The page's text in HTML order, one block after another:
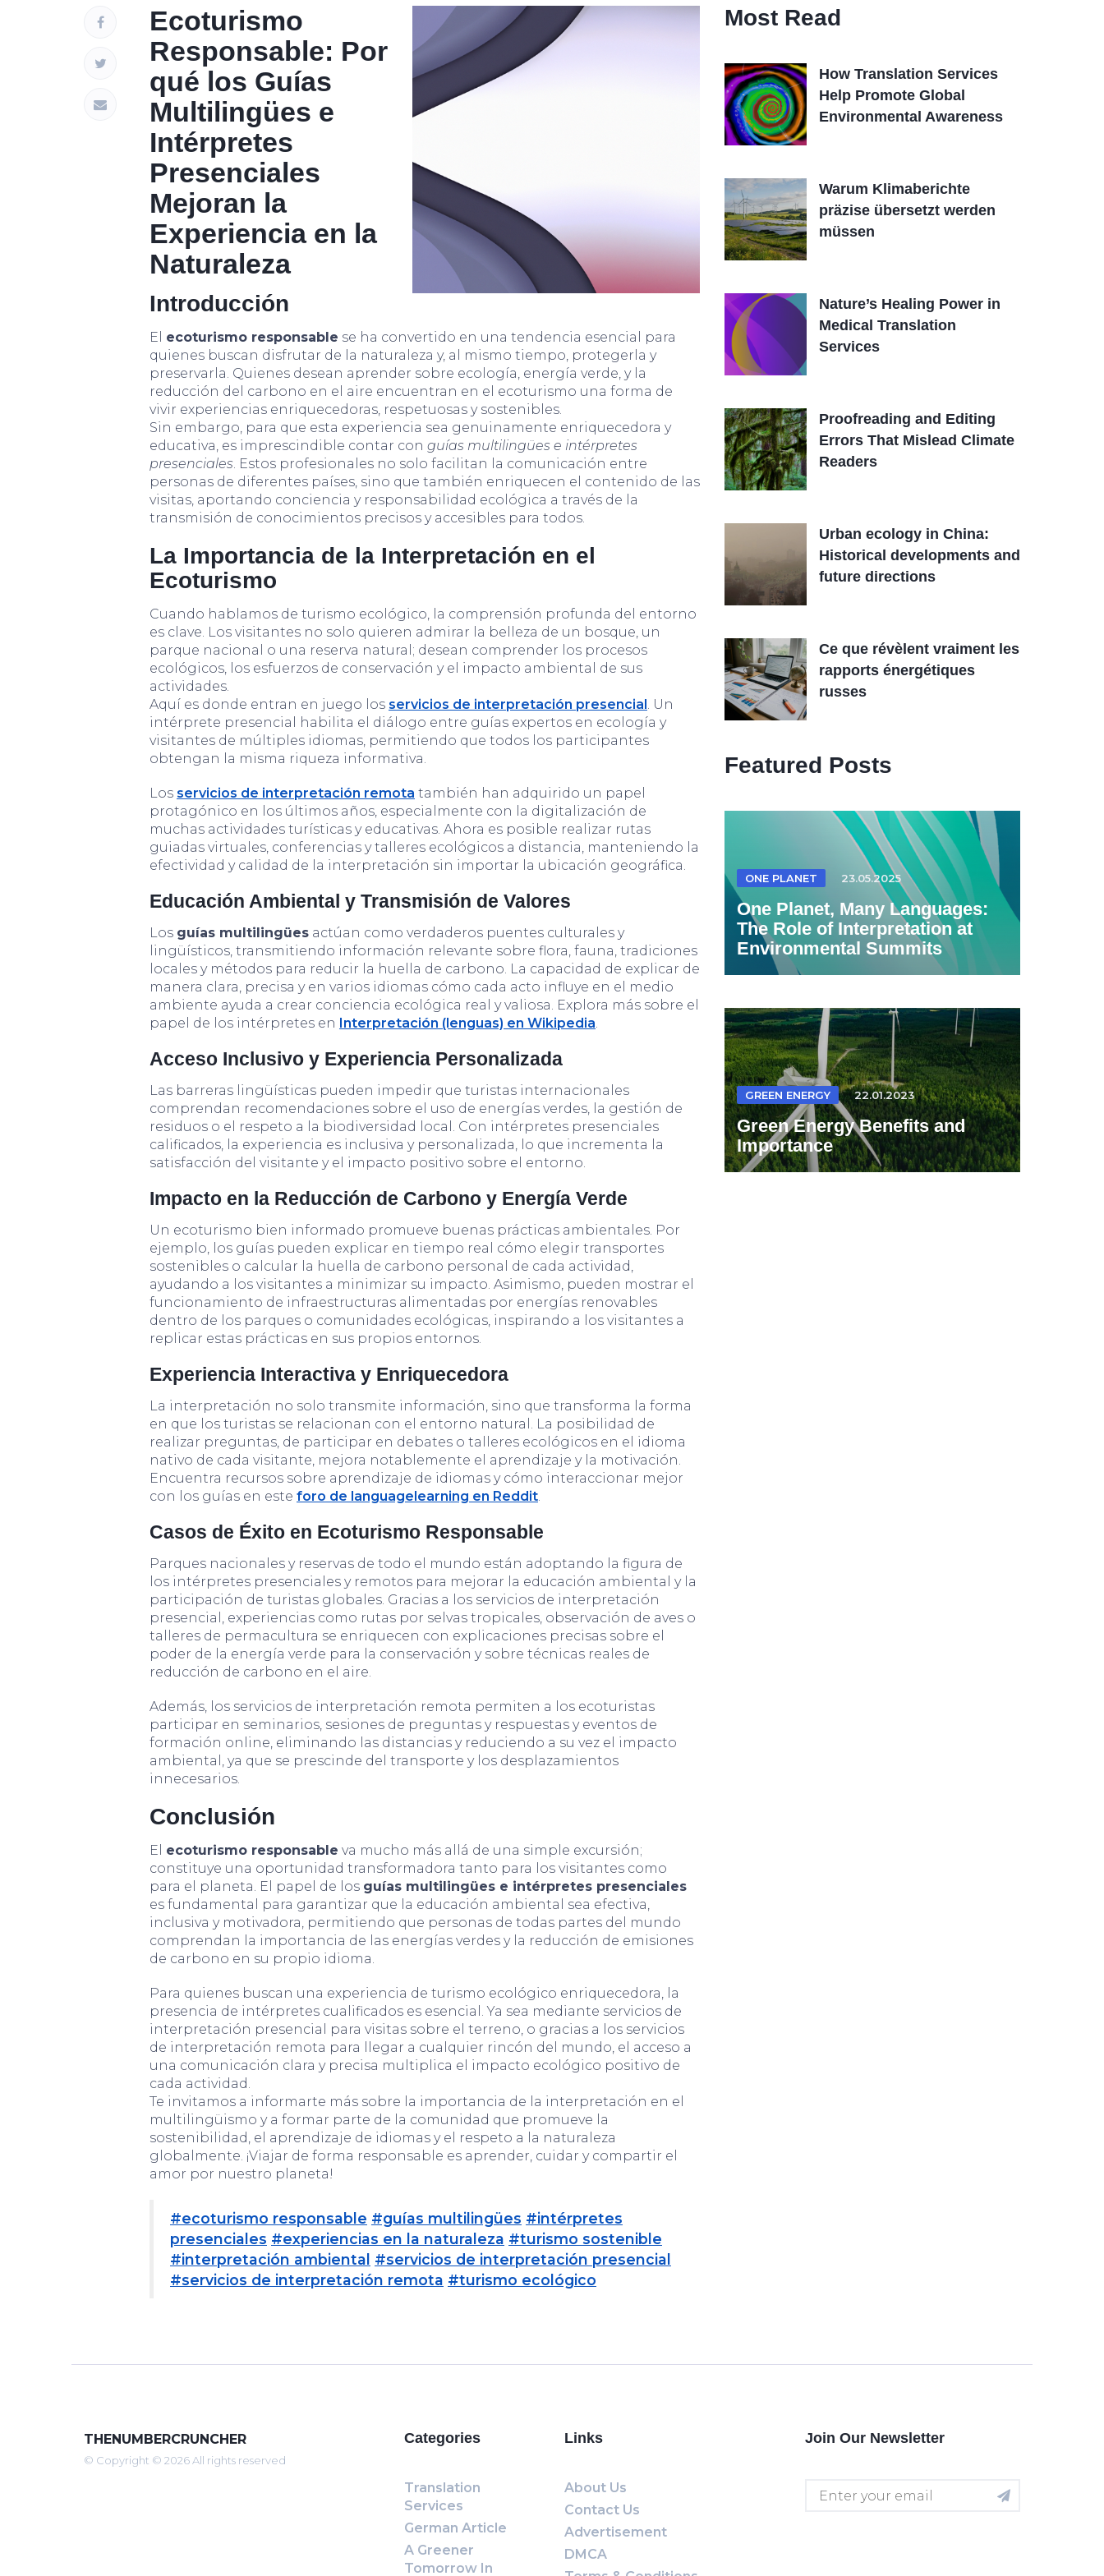
Ecoturismo
Responsable: Por
qué los Guías
Multilingües e
Intérpretes
Presenciales
Mejoran la
Experiencia en la
Naturaleza
Introducción
El ecoturismo responsable se ha convertido en una tendencia esencial para
quienes buscan disfrutar de la naturaleza y, al mismo tiempo, protegerla y
preservarla. Quienes desean aprender sobre ecología, energía verde, y la
reducción del carbono en el aire encuentran en el ecoturismo una forma de
vivir experiencias enriquecedoras, respetuosas y sostenibles.
Sin embargo, para que esta experiencia sea genuinamente enriquecedora y
educativa, es imprescindible contar con guías multilingües e intérpretes
presenciales. Estos profesionales no solo facilitan la comunicación entre
personas de diferentes países, sino que también enriquecen el contenido de las
visitas, aportando conciencia y responsabilidad ecológica a través de la
transmisión de conocimientos precisos y accesibles para todos.
La Importancia de la Interpretación en el
Ecoturismo
Cuando hablamos de turismo ecológico, la comprensión profunda del entorno
es clave. Los visitantes no solo quieren admirar la belleza de un bosque, un
parque nacional o una reserva natural; desean comprender los procesos
ecológicos, los esfuerzos de conservación y el impacto ambiental de sus
actividades.
Aquí es donde entran en juego los servicios de interpretación presencial. Un
intérprete presencial habilita el diálogo entre guías expertos en ecología y
visitantes de múltiples idiomas, permitiendo que todos los participantes
obtengan la misma riqueza informativa.
Los servicios de interpretación remota también han adquirido un papel
protagónico en los últimos años, especialmente con la digitalización de
muchas actividades turísticas y educativas. Ahora es posible realizar rutas
guiadas virtuales, conferencias y talleres ecológicos a distancia, manteniendo la
efectividad y calidad de la interpretación sin importar la ubicación geográfica.
Educación Ambiental y Transmisión de Valores
Los guías multilingües actúan como verdaderos puentes culturales y
lingüísticos, transmitiendo información relevante sobre flora, fauna, tradiciones
locales y métodos para reducir la huella de carbono. La capacidad de explicar de
manera clara, precisa y en varios idiomas cómo cada acto influye en el medio
ambiente ayuda a crear conciencia ecológica real y valiosa. Explora más sobre el
papel de los intérpretes en Interpretación (lenguas) en Wikipedia.
Acceso Inclusivo y Experiencia Personalizada
Las barreras lingüísticas pueden impedir que turistas internacionales
comprendan recomendaciones sobre el uso de energías verdes, la gestión de
residuos o el respeto a la biodiversidad local. Con intérpretes presenciales
calificados, la experiencia es inclusiva y personalizada, lo que incrementa la
satisfacción del visitante y el impacto positivo sobre el entorno.
Impacto en la Reducción de Carbono y Energía Verde
Un ecoturismo bien informado promueve buenas prácticas ambientales. Por
ejemplo, los guías pueden explicar en tiempo real cómo elegir transportes
sostenibles o calcular la huella de carbono personal de cada actividad,
ayudando a los visitantes a minimizar su impacto. Asimismo, pueden mostrar el
funcionamiento de infraestructuras alimentadas por energías renovables
dentro de los parques o comunidades ecológicas, inspirando a los visitantes a
replicar estas prácticas en sus propios entornos.
Experiencia Interactiva y Enriquecedora
La interpretación no solo transmite información, sino que transforma la forma
en que los turistas se relacionan con el entorno natural. La posibilidad de
realizar preguntas, de participar en debates o talleres ecológicos en el idioma
nativo de cada visitante, mejora notablemente el aprendizaje y la motivación.
Encuentra recursos sobre aprendizaje de idiomas y cómo interaccionar mejor
con los guías en este foro de languagelearning en Reddit.
Casos de Éxito en Ecoturismo Responsable
Parques nacionales y reservas de todo el mundo están adoptando la figura de
los intérpretes presenciales y remotos para mejorar la educación ambiental y la
participación de turistas globales. Gracias a los servicios de interpretación
presencial, experiencias como rutas por selvas tropicales, observación de aves o
talleres de permacultura se enriquecen con explicaciones precisas sobre el
poder de la energía verde para la conservación y sobre técnicas reales de
reducción de carbono en el aire.
Además, los servicios de interpretación remota permiten a los ecoturistas
participar en seminarios, sesiones de preguntas y respuestas y eventos de
formación online, eliminando las distancias y reduciendo a su vez el impacto
ambiental, ya que se prescinde del transporte y los desplazamientos
innecesarios.
Conclusión
El ecoturismo responsable va mucho más allá de una simple excursión;
constituye una oportunidad transformadora tanto para los visitantes como
para el planeta. El papel de los guías multilingües e intérpretes presenciales
es fundamental para garantizar que la educación ambiental sea efectiva,
inclusiva y motivadora, permitiendo que personas de todas partes del mundo
comprendan la importancia de las energías verdes y la reducción de emisiones
de carbono en su propio idioma.
Para quienes buscan una experiencia de turismo ecológico enriquecedora, la
presencia de intérpretes cualificados es esencial. Ya sea mediante servicios de
interpretación presencial para visitas sobre el terreno, o gracias a los servicios
de interpretación remota para llegar a cualquier rincón del mundo, el acceso a
una comunicación clara y precisa multiplica el impacto ecológico positivo de
cada actividad.
Te invitamos a informarte más sobre la importancia de la interpretación en el
multilingüismo y a formar parte de la comunidad que promueve la
sostenibilidad, el aprendizaje de idiomas y el respeto a la naturaleza
globalmente. ¡Viajar de forma responsable es aprender, cuidar y compartir el
amor por nuestro planeta!
#ecoturismo responsable #guías multilingües #intérpretes
presenciales #experiencias en la naturaleza #turismo sostenible
#interpretación ambiental #servicios de interpretación presencial
#servicios de interpretación remota #turismo ecológico
Most Read
How Translation Services
Help Promote Global
Environmental Awareness
Warum Klimaberichte
präzise übersetzt werden
müssen
Nature’s Healing Power in
Medical Translation
Services
Proofreading and Editing
Errors That Mislead Climate
Readers
Urban ecology in China:
Historical developments and
future directions
Ce que révèlent vraiment les
rapports énergétiques
russes
Featured Posts
ONE PLANET 23.05.2025
One Planet, Many Languages:
The Role of Interpretation at
Environmental Summits
GREEN ENERGY 22.01.2023
Green Energy Benefits and
Importance
THENUMBERCRUNCHER
© Copyright © 2026 All rights reserved
Categories
Translation
Services
German Article
A Greener
Tomorrow In
Links
About Us
Contact Us
Advertisement
DMCA
Join Our Newsletter